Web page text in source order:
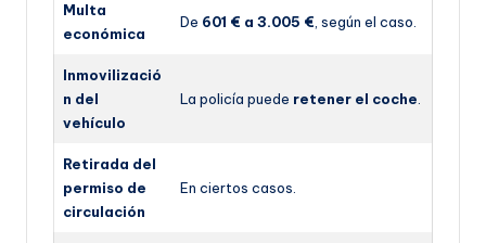
Multa
económica
De 601 € a 3.005 € , según el caso.
Inmovilizació
n del
vehículo
La policía puede retener el coche
Retirada del
permiso de
circulación
En ciertos casos.